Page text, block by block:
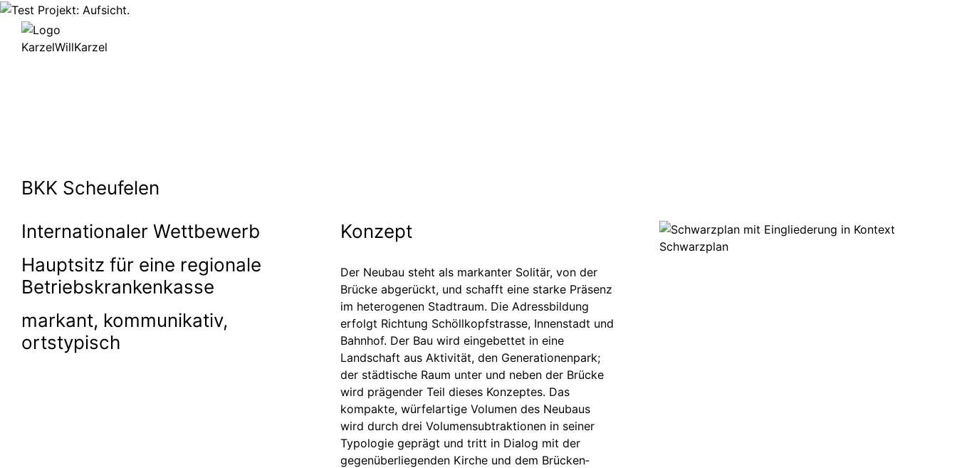
Rückwärts
BKK Scheufelen
Interna­tionaler Wettbewerb
Hauptsitz für eine regionale
Betriebs­kran­kenkasse
markant, kommunikativ,
ortstypisch
Konzept
Der Neubau steht als markanter Solitär, von der
Brücke abgerückt, und schafft eine starke Präsenz
im heterogenen Stadtraum. Die Adress­bildung
erfolgt Richtung Schöll­kopf­strasse, Innenstadt und
Bahnhof. Der Bau wird eingebettet in eine
Landschaft aus Aktivität, den Genera­tio­nenpark;
der städtische Raum unter und neben der Brücke
wird prägender Teil dieses Konzeptes. Das
kompakte, würfel­artige Volumen des Neubaus
wird durch drei Volumen­sub­trak­tionen in seiner
Typologie geprägt und tritt in Dialog mit der
gegenüber­lie­genden Kirche und dem Brücken­
Schwarzplan